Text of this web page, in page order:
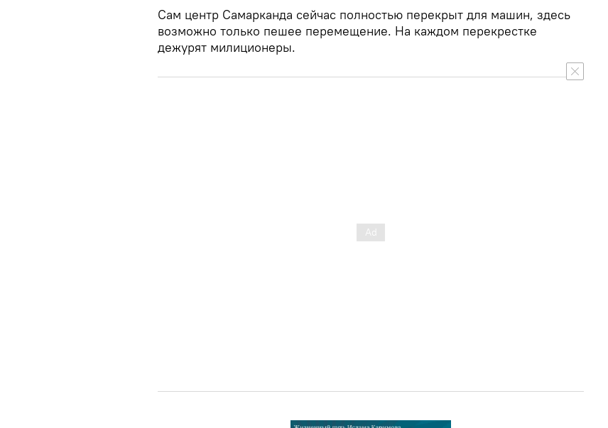
Сам центр Самарканда сейчас полностью перекрыт для машин, здесь
возможно только пешее перемещение. На каждом перекрестке
дежурят милиционеры.